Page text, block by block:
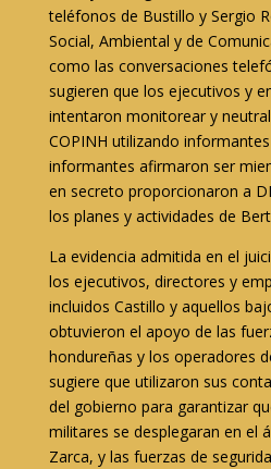
teléfonos de Bustillo y Sergio
Social, Ambiental y de
como las conversaciones
sugieren que los ejecutivos y
intentaron monitorear y
COPINH utilizando
informantes afirmaron ser
en secreto proporcionaron a
los planes y actividades de
La evidencia admitida en el
los ejecutivos, directores y
incluidos Castillo y aquellos
obtuvieron el apoyo de las
hondureñas y los operadores
sugiere que utilizaron sus
del gobierno para garantizar
militares se desplegaran en el
Zarca, y las fuerzas de